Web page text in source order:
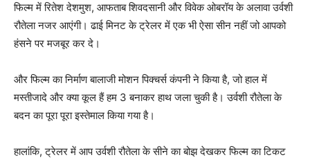
फिल्‍म में रितेश देशमुश, आफताब शिवदसानी और विवेक ओबरॉय के अलावा उर्वशी
रौतेला नजर आएंगी। ढाई मिनट के ट्रेलर में एक भी ऐसा सीन नहीं जो आपको
हंसने पर मजबूर कर दे।
और फिल्‍म का निर्माण बालाजी मोशन पिक्‍चर्स कंपनी ने किया है, जो हाल में
मस्‍तीजादे और क्‍या कूल हैं हम 3 बनाकर हाथ जला चुकी है। उर्वशी रौतेला के
बदन का पूरा पूरा इस्‍तेमाल किया गया है।
हालांकि, ट्रेलर में आप उर्वशी रौतेला के सीने का बोझ देखकर फिल्‍म का टिकट